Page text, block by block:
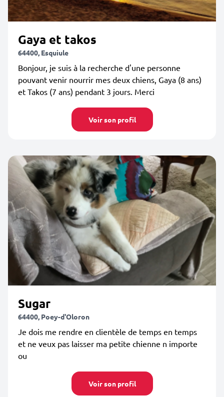
Gaya et takos
64400, Esquiule
Bonjour, je suis à la recherche d'une personne
pouvant venir nourrir mes deux chiens, Gaya (8 ans)
et Takos (7 ans) pendant 3 jours. Merci
Voir son profil
Sugar
64400, Poey-d'Oloron
Je dois me rendre en clientèle de temps en temps
et ne veux pas laisser ma petite chienne n importe
ou
Voir son profil